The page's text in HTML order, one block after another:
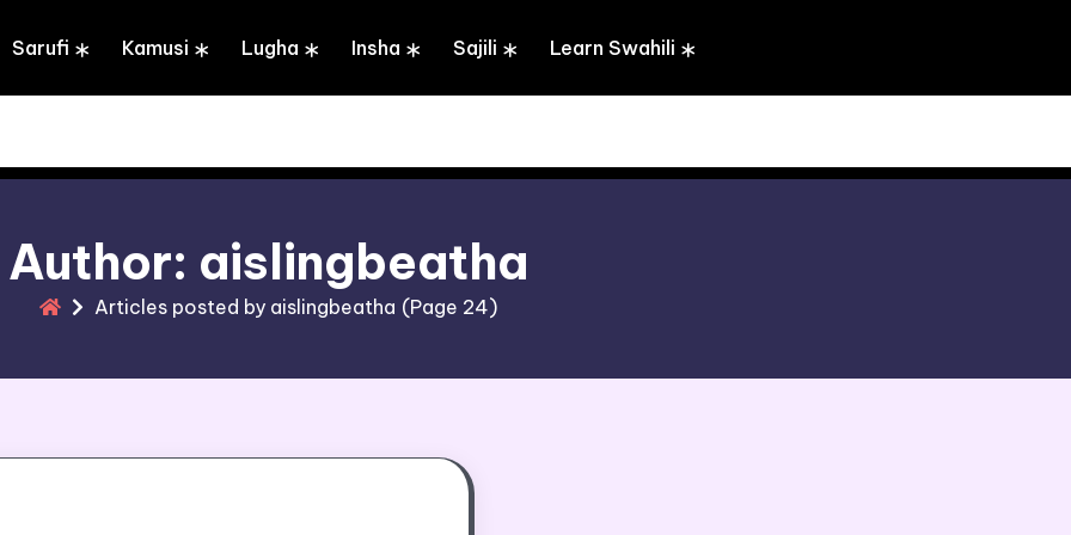
Sarufi Kamusi Lugha Insha Sajili Learn Swahili
Author: aislingbeatha
Articles posted by aislingbeatha (Page 24)